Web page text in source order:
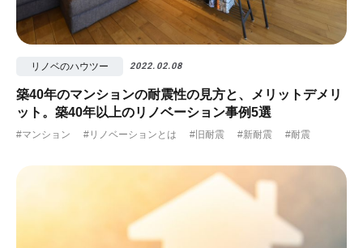
リノベのハウツー 2022.02.08
築40年のマンションの耐震性の見方と、メリットデメリ
ット。築40年以上のリノベーション事例5選
#マンション #リノベーションとは #旧耐震 #新耐震 #耐震